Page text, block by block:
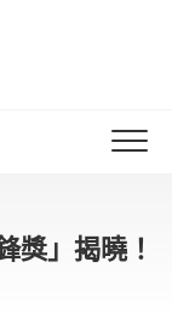
獎」揭曉！